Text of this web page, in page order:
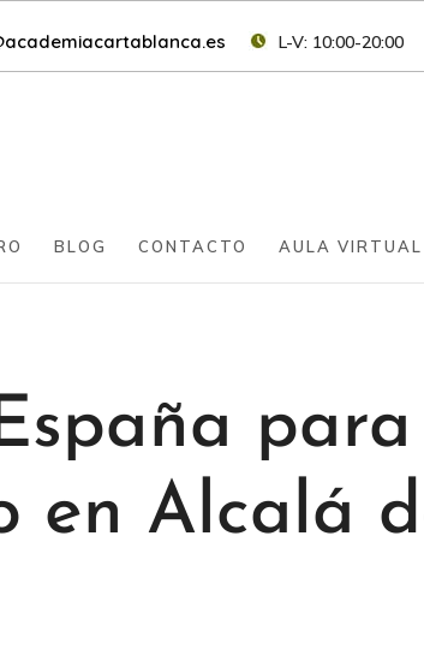
L-V: 10:00-20:00
BLOG CONTACTO AULA VIRTUAL
para
en Alcalá